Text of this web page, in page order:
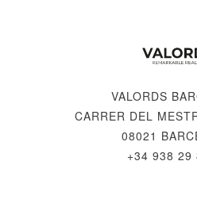
VALORDS
CARRER DEL
08021
+34 938 29